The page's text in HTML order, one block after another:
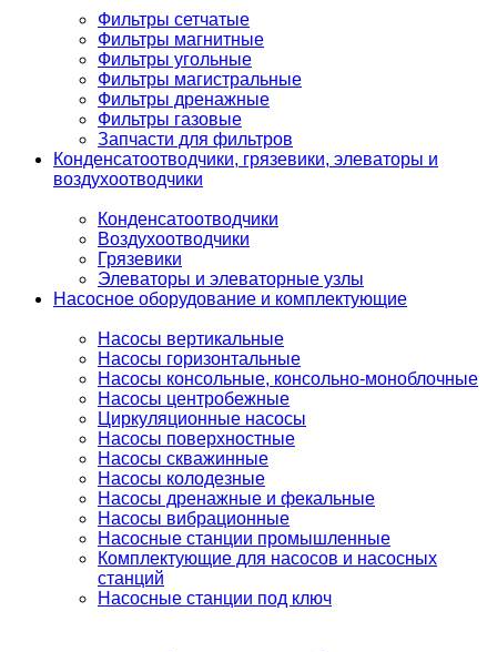
Фильтры сетчатые
Фильтры магнитные
Фильтры угольные
Фильтры магистральные
Фильтры дренажные
Фильтры газовые
Запчасти для фильтров
Конденсатоотводчики, грязевики, элеваторы и
воздухоотводчики
Конденсатоотводчики
Воздухоотводчики
Грязевики
Элеваторы и элеваторные узлы
Насосное оборудование и комплектующие
Насосы вертикальные
Насосы горизонтальные
Насосы консольные, консольно-моноблочные
Насосы центробежные
Циркуляционные насосы
Насосы поверхностные
Насосы скважинные
Насосы колодезные
Насосы дренажные и фекальные
Насосы вибрационные
Насосные станции промышленные
Комплектующие для насосов и насосных
станций
Насосные станции под ключ